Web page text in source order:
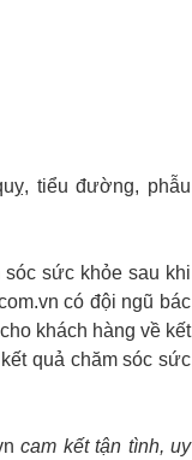
tiểu đường, phẫu
sức khỏe sau khi
có đội ngũ bác
khách hàng về kết
quả chăm sóc sức
cam kết tận tình, uy